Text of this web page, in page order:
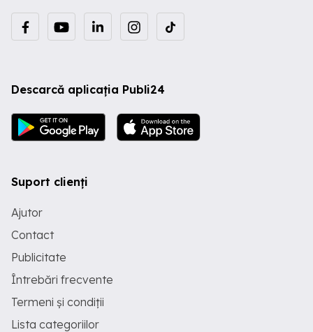
Descarcă aplicația Publi24
Suport clienți
Ajutor
Contact
Publicitate
Întrebări frecvente
Termeni și condiții
Lista categoriilor